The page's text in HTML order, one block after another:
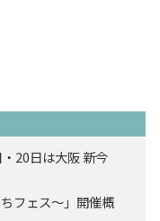
20日は大阪 新今
フェス〜」開催概